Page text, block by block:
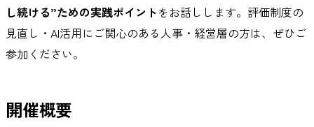
し続ける”ための実践ポイントをお話しします。評価制度の
見直し・AI活用にご関心のある人事・経営層の方は、ぜひご
参加ください。
開催概要